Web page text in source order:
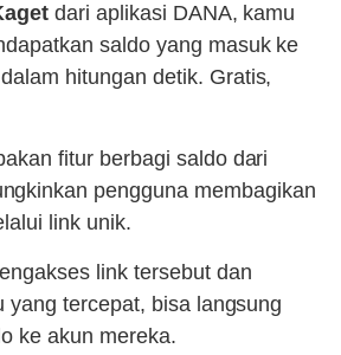
dari aplikasi DANA, kamu
saldo yang masuk ke
hitungan detik. Gratis,
fitur berbagi saldo dari
pengguna membagikan
link unik.
link tersebut dan
yang tercepat, bisa langsung
ke akun mereka.